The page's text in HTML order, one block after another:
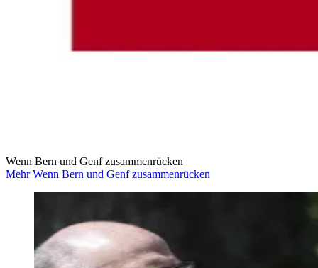
Wenn Bern und Genf zusammenrücken
Mehr Wenn Bern und Genf zusammenrücken